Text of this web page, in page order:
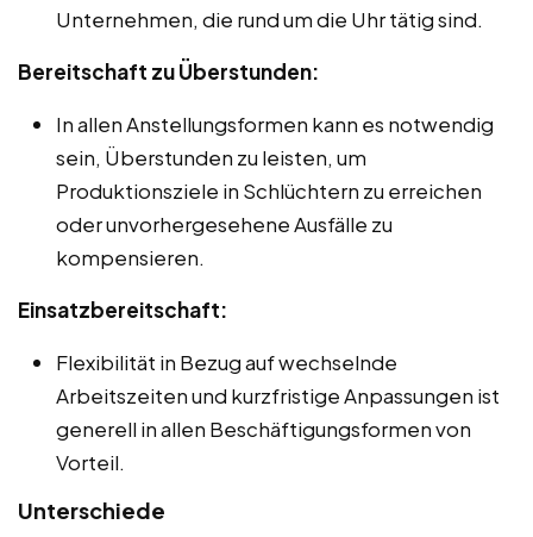
Unternehmen, die rund um die Uhr tätig sind.
Bereitschaft zu Überstunden:
In allen Anstellungsformen kann es notwendig
sein, Überstunden zu leisten, um
Produktionsziele in Schlüchtern zu erreichen
oder unvorhergesehene Ausfälle zu
kompensieren.
Einsatzbereitschaft:
Flexibilität in Bezug auf wechselnde
Arbeitszeiten und kurzfristige Anpassungen ist
generell in allen Beschäftigungsformen von
Vorteil.
Unterschiede